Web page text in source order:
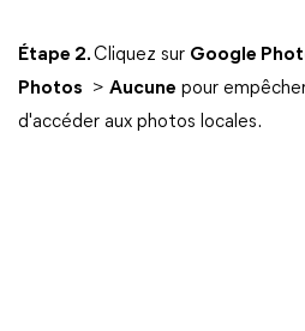
Étape 2.Cliquez sur Google
Photos > Aucune pour
d'accéder aux photos locales.